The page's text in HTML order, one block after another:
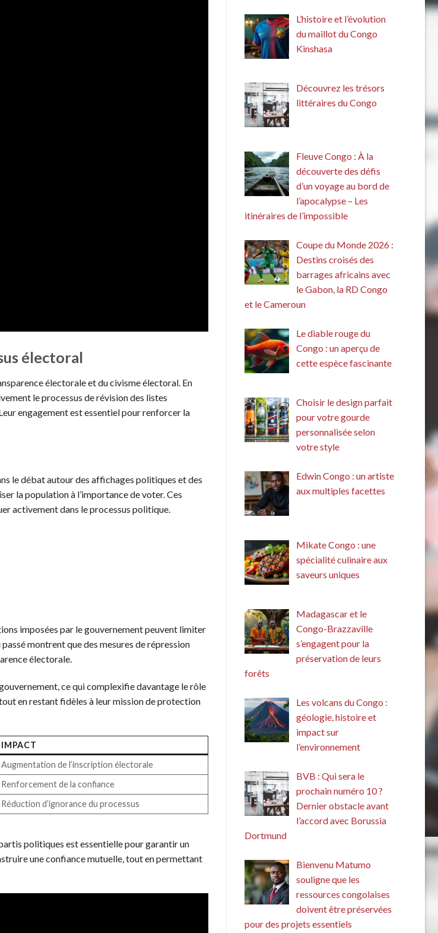
électoral
électorale et du civisme électoral. En
le processus de révision des listes
engagement est essentiel pour renforcer la
le débat autour des affichages politiques et des
la population à l’importance de voter. Ces
activement dans le processus politique.
imposées par le gouvernement peuvent limiter
montrent que des mesures de répression
électorale.
ce qui complexifie davantage le rôle
en restant fidèles à leur mission de protection
IMPACT
Augmentation de l’inscription électorale
Renforcement de la confiance
Réduction d’ignorance du processus
politiques est essentielle pour garantir un
une confiance mutuelle, tout en permettant
L’histoire et l’évolution
du maillot du Congo
Kinshasa
Découvrez les trésors
littéraires du Congo
Fleuve Congo : À la
découverte des défis
d’un voyage au bord de
l’apocalypse – Les
itinéraires de l’impossible
Coupe du Monde 2026 :
Destins croisés des
barrages africains avec
le Gabon, la RD Congo
et le Cameroun
Le diable rouge du
Congo : un aperçu de
cette espèce fascinante
Choisir le design parfait
pour votre gourde
personnalisée selon
votre style
Edwin Congo : un artiste
aux multiples facettes
Mikate Congo : une
spécialité culinaire aux
saveurs uniques
Madagascar et le
Congo-Brazzaville
s’engagent pour la
préservation de leurs
forêts
Les volcans du Congo :
géologie, histoire et
impact sur
l’environnement
BVB : Qui sera le
prochain numéro 10 ?
Dernier obstacle avant
l’accord avec Borussia
Dortmund
Bienvenu Matumo
souligne que les
ressources congolaises
doivent être préservées
pour des projets essentiels